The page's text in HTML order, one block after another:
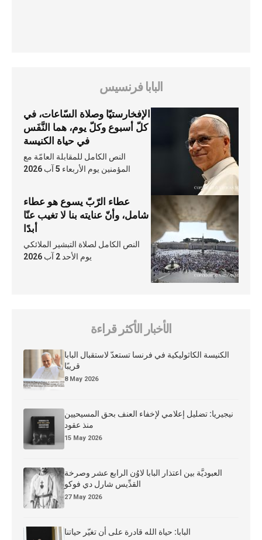
البابا فرنسيس
الإفخارستيّا وصلاة السّاعات، في
كلّ أسبوع وكلّ يوم، هما النَّفَس
في حياة الكنيسة
النص الكامل للمقابلة العامّة مع
المؤمنين يوم الأربعاء 5 آب 2026
عطاء الرّبّ يسوع هو عطاء
شامل، وأنّ عنايته بنا لا تغيب عنّا
أبدًا
النص الكامل لصلاة التبشير الملائكي
يوم الأحد 2 آب 2026
الأخبار الأكثر قراءة
الكنيسة الكاثوليكية في فرنسا تستعدّ لاستقبال البابا
قريبًا
8 May 2026
نيجيريا: تضليل إعلامي لإخفاء العنف بحق المسيحيين
منذ عقود
15 May 2026
العبوديَّة بين اعتذار البابا لاوُن الرابع عشر وصرخة
القدِّيس شارل دي فوكو
27 May 2026
البابا: حياة الله قادرة على أن تغيّر حياتنا